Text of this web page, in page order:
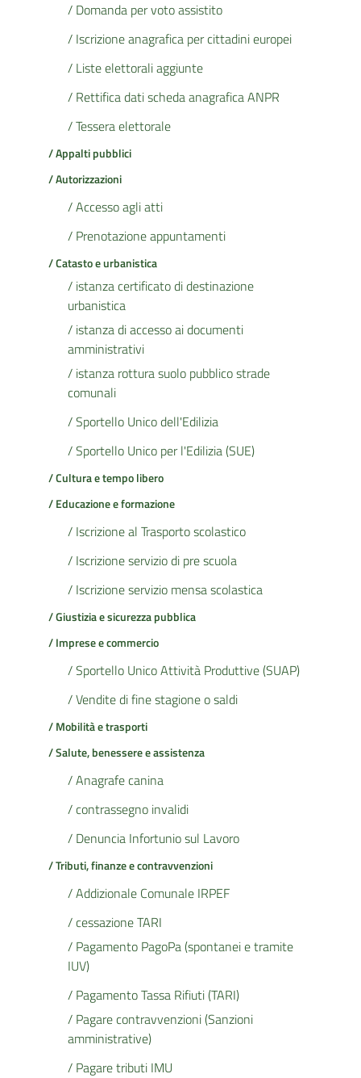
/ Domanda per voto assistito
/ Iscrizione anagrafica per cittadini europei
/ Liste elettorali aggiunte
/ Rettifica dati scheda anagrafica ANPR
/ Tessera elettorale
/ Appalti pubblici
/ Autorizzazioni
/ Accesso agli atti
/ Prenotazione appuntamenti
/ Catasto e urbanistica
/ istanza certificato di destinazione
urbanistica
/ istanza di accesso ai documenti
amministrativi
/ istanza rottura suolo pubblico strade
comunali
/ Sportello Unico dell'Edilizia
/ Sportello Unico per l'Edilizia (SUE)
/ Cultura e tempo libero
/ Educazione e formazione
/ Iscrizione al Trasporto scolastico
/ Iscrizione servizio di pre scuola
/ Iscrizione servizio mensa scolastica
/ Giustizia e sicurezza pubblica
/ Imprese e commercio
/ Sportello Unico Attività Produttive (SUAP)
/ Vendite di fine stagione o saldi
/ Mobilità e trasporti
/ Salute, benessere e assistenza
/ Anagrafe canina
/ contrassegno invalidi
/ Denuncia Infortunio sul Lavoro
/ Tributi, finanze e contravvenzioni
/ Addizionale Comunale IRPEF
/ cessazione TARI
/ Pagamento PagoPa (spontanei e tramite
IUV)
/ Pagamento Tassa Rifiuti (TARI)
/ Pagare contravvenzioni (Sanzioni
amministrative)
/ Pagare tributi IMU